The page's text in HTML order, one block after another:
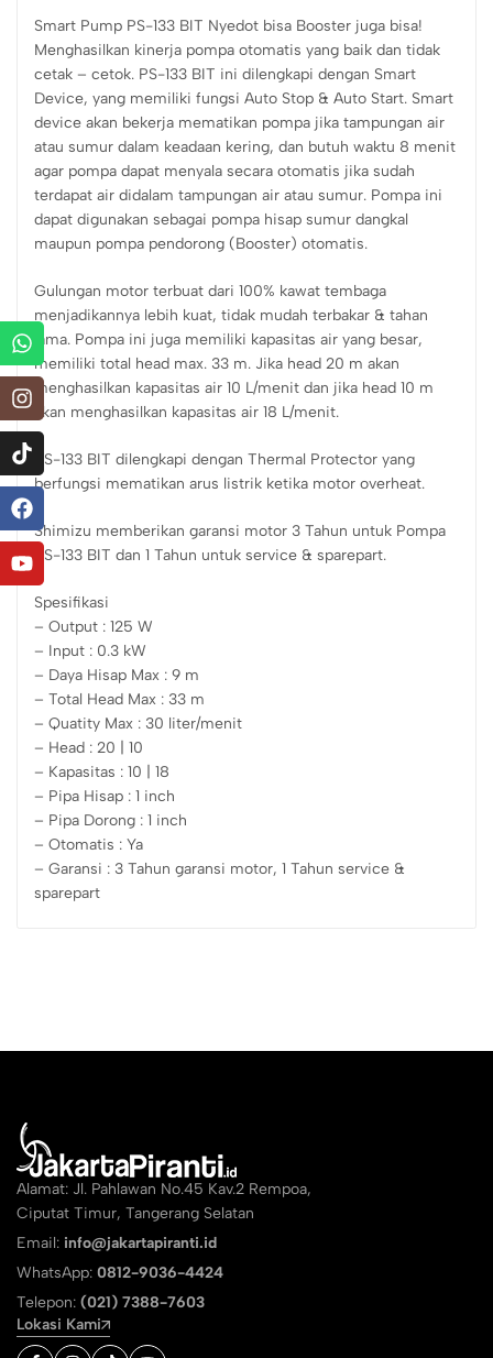
Smart Pump PS-133 BIT Nyedot bisa Booster juga bisa!
Menghasilkan kinerja pompa otomatis yang baik dan tidak
cetak – cetok. PS-133 BIT ini dilengkapi dengan Smart
Device, yang memiliki fungsi Auto Stop & Auto Start. Smart
device akan bekerja mematikan pompa jika tampungan air
atau sumur dalam keadaan kering, dan butuh waktu 8 menit
agar pompa dapat menyala secara otomatis jika sudah
terdapat air didalam tampungan air atau sumur. Pompa ini
dapat digunakan sebagai pompa hisap sumur dangkal
maupun pompa pendorong (Booster) otomatis.
Gulungan motor terbuat dari 100% kawat tembaga
menjadikannya lebih kuat, tidak mudah terbakar & tahan
lama. Pompa ini juga memiliki kapasitas air yang besar,
memiliki total head max. 33 m. Jika head 20 m akan
menghasilkan kapasitas air 10 L/menit dan jika head 10 m
akan menghasilkan kapasitas air 18 L/menit.
PS-133 BIT dilengkapi dengan Thermal Protector yang
berfungsi mematikan arus listrik ketika motor overheat.
Shimizu memberikan garansi motor 3 Tahun untuk Pompa
PS-133 BIT dan 1 Tahun untuk service & sparepart.
Spesifikasi
– Output : 125 W
– Input : 0.3 kW
– Daya Hisap Max : 9 m
– Total Head Max : 33 m
– Quatity Max : 30 liter/menit
– Head : 20 | 10
– Kapasitas : 10 | 18
– Pipa Hisap : 1 inch
– Pipa Dorong : 1 inch
– Otomatis : Ya
– Garansi : 3 Tahun garansi motor, 1 Tahun service &
sparepart
Alamat: Jl. Pahlawan No.45 Kav.2 Rempoa,
Ciputat Timur, Tangerang Selatan
Email: info@jakartapiranti.id
WhatsApp: 0812-9036-4424
Telepon: (021) 7388-7603
Lokasi Kami